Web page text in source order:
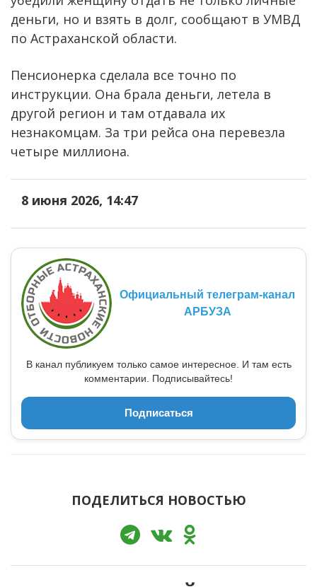
деньги, но и взять в долг, сообщают в УМВД
по Астраханской области.
Пенсионерка сделала все точно по
инструкции. Она брала деньги, летела в
другой регион и там отдавала их
незнакомцам. За три рейса она перевезла
четыре миллиона.
8 июня 2026, 14:47
Официальный телеграм-канал
АРБУЗА
В канал публикуем только самое интересное. И там есть
комментарии. Подписывайтесь!
Подписаться
ПОДЕЛИТЬСЯ НОВОСТЬЮ